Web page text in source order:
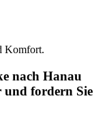
Komfort.
nach Hanau
und fordern Sie